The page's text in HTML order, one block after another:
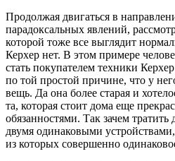
Продолжая двигаться в
парадоксальных явлений,
которой тоже все выглядит
Керхер нет. В этом примере
стать покупателем техники
по той простой причине, что у
вещь. Да она более старая и
та, которая стоит дома еще
обязанностями. Так зачем тратить
двумя одинаковыми
из которых совершенно